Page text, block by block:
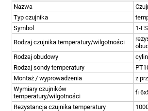
Nazwa
Typ czujnika
Symbol
1-
Rodzaj czujnika temperatury/wilgotności
Rodzaj obudowy
Rodzaj sondy temperatury
Montaż / wyprowadzenia
z
Wymiary czujników
temperatury/wilgotności
fi
Rezystancja czujnika temperatury